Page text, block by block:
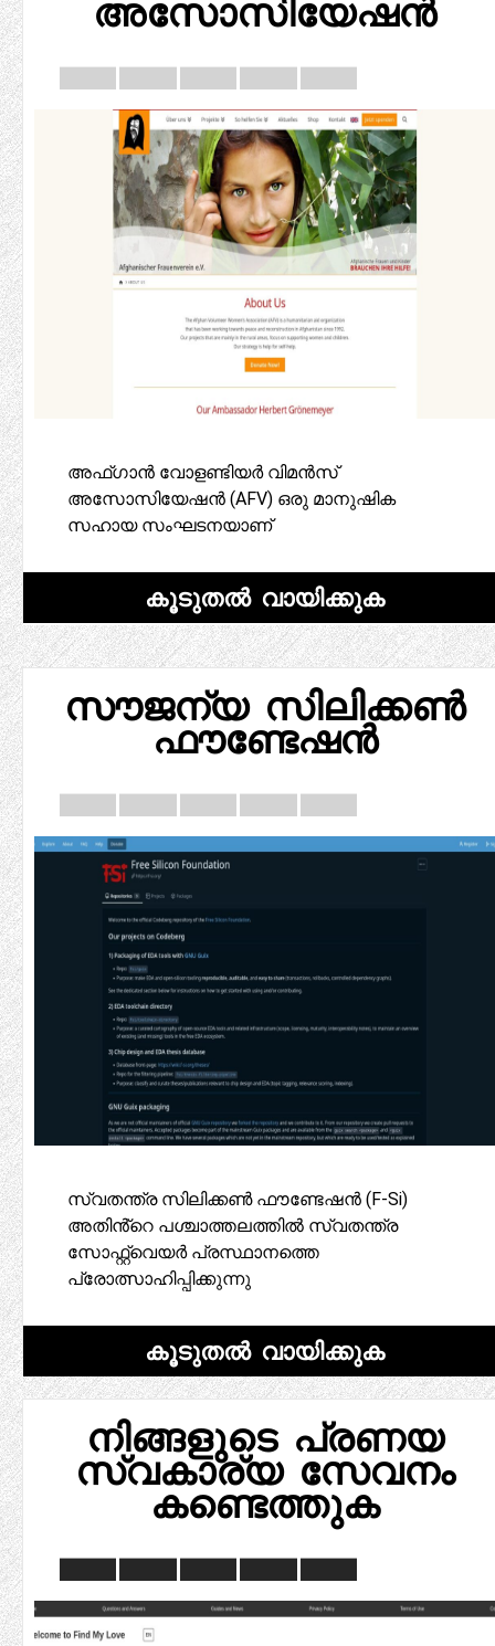
അസോസിയേഷൻ
അഫ്ഗാൻ വോളണ്ടിയർ വിമൻസ്
അസോസിയേഷൻ (AFV) ഒരു മാനുഷിക
സഹായ സംഘടനയാണ്
കൂടുതൽ വായിക്കുക
സൗജന്യ സിലിക്കൺ
ഫൗണ്ടേഷൻ
സ്വതന്ത്ര സിലിക്കൺ ഫൗണ്ടേഷൻ (F-Si)
അതിൻ്റെ പശ്ചാത്തലത്തിൽ സ്വതന്ത്ര
സോഫ്റ്റ്‌വെയർ പ്രസ്ഥാനത്തെ
പ്രോത്സാഹിപ്പിക്കുന്നു
കൂടുതൽ വായിക്കുക
നിങ്ങളുടെ പ്രണയ
സ്വകാര്യ സേവനം
കണ്ടെത്തുക